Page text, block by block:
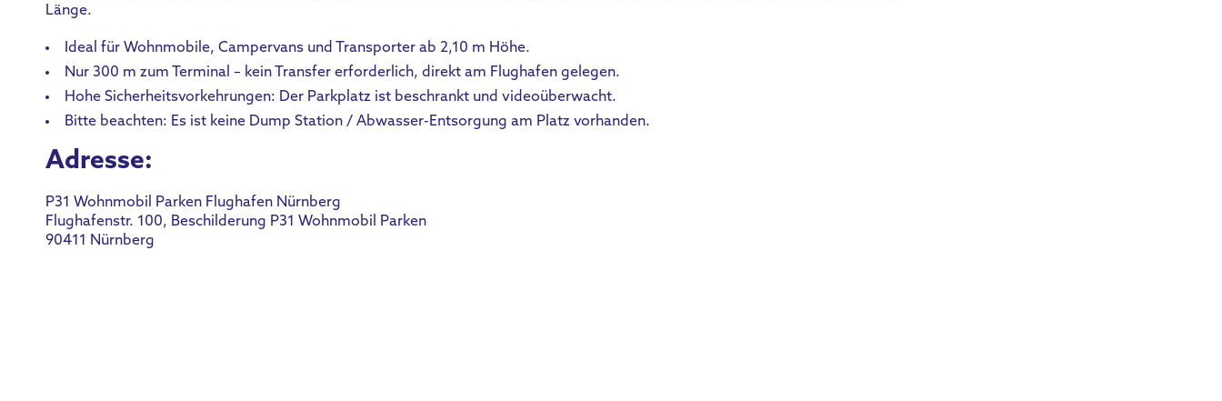
Länge.
Ideal für Wohnmobile, Campervans und Transporter ab 2,10 m Höhe.
Nur 300 m zum Terminal – kein Transfer erforderlich, direkt am Flughafen gelegen.
Hohe Sicherheitsvorkehrungen: Der Parkplatz ist beschrankt und videoüberwacht.
Bitte beachten: Es ist keine Dump Station / Abwasser-Entsorgung am Platz vorhanden.
Adresse:
P31 Wohnmobil Parken Flughafen Nürnberg
Flughafenstr. 100, Beschilderung P31 Wohnmobil Parken
90411 Nürnberg